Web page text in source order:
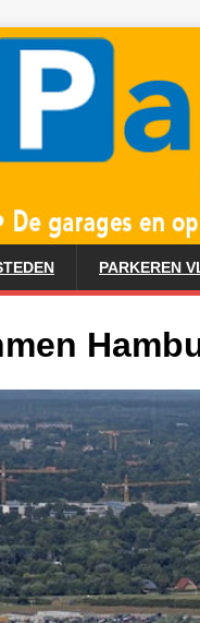
PARKEREN